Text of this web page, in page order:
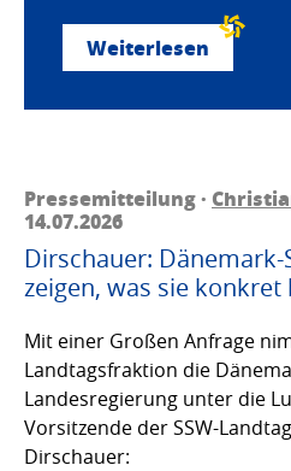
Weiterlesen
Pressemitteilung ·
14.07.2026
Dirschauer:
zeigen, was sie
Mit einer Großen Anfrage
Landtagsfraktion die
Landesregierung unter die
Vorsitzende der SSW-
Dirschauer: